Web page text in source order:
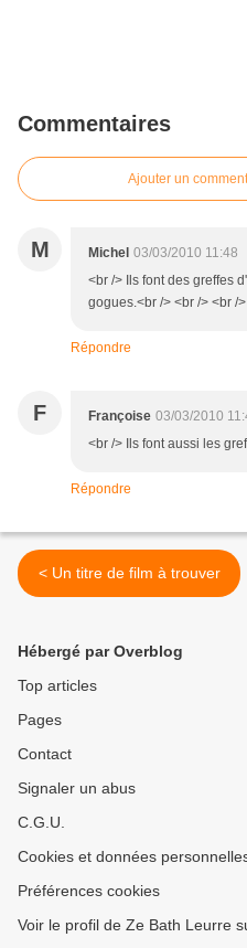
Commentaires
Ajouter un
M Michel 03/03/2010 11:48
<br /> Ils font des greffes
gogues.<br /> <br /> <br />
Répondre
F Françoise 03/03/2010
<br /> Ils font aussi les
Répondre
< Un titre de film à trouver
Hébergé par Overblog
Top articles
Pages
Contact
Signaler un abus
C.G.U.
Cookies et données
Préférences cookies
Voir le profil de Ze Bath Leurre